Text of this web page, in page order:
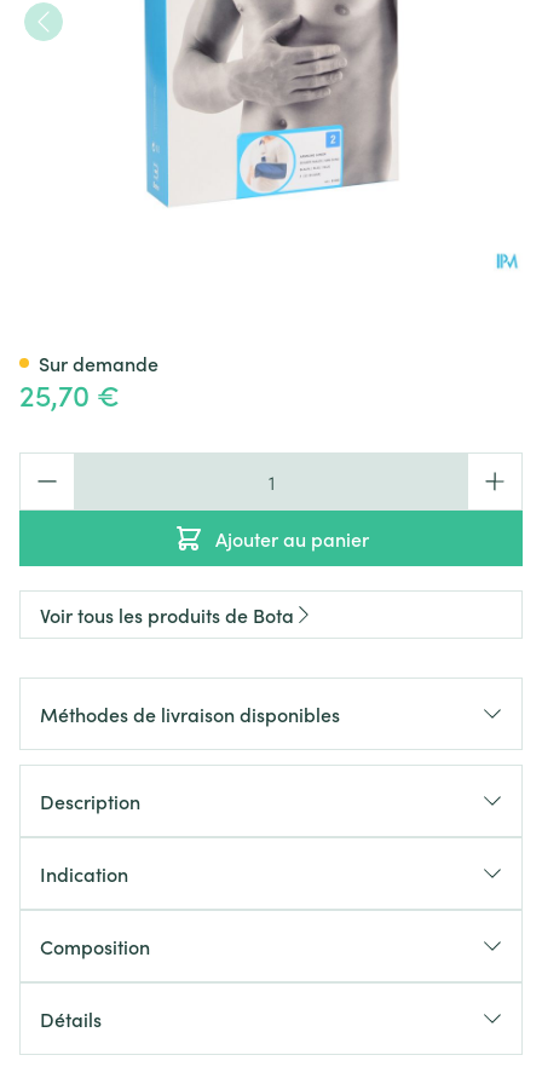
25,70 €
Ajouter au panier
Sur demande
Voir tous les produits de Bota
Méthodes de livraison disponibles
Description
Indication
Composition
Détails